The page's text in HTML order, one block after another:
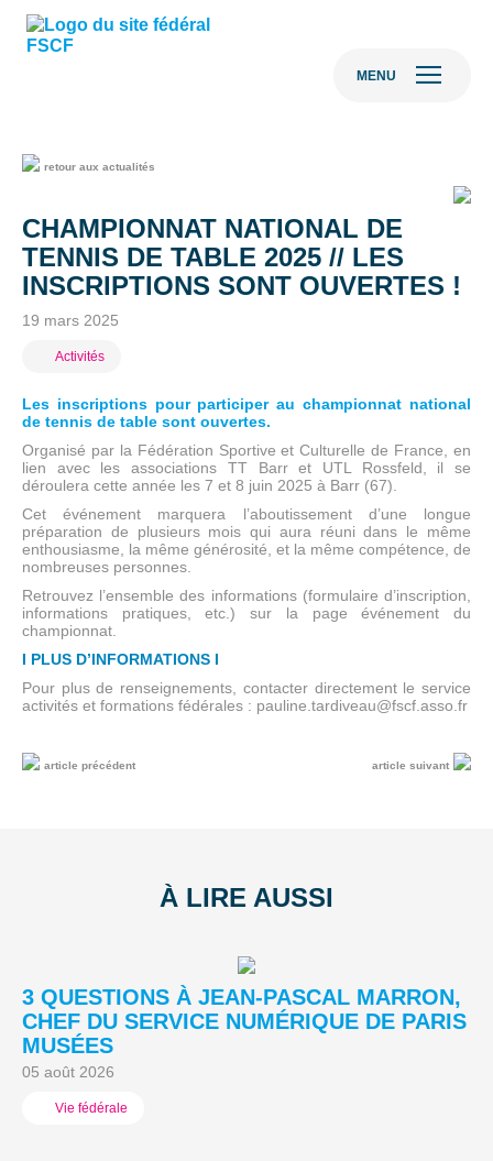
MENU
retour aux actualités
CHAMPIONNAT NATIONAL DE
TENNIS DE TABLE 2025 // LES
INSCRIPTIONS SONT OUVERTES !
19 mars 2025
Activités
Les inscriptions pour participer au championnat national
de tennis de table sont ouvertes.
Organisé par la Fédération Sportive et Culturelle de France, en
lien avec les associations TT Barr et UTL Rossfeld, il se
déroulera cette année les 7 et 8 juin 2025 à Barr (67).
Cet événement marquera l’aboutissement d’une longue
préparation de plusieurs mois qui aura réuni dans le même
enthousiasme, la même générosité, et la même compétence, de
nombreuses personnes.
Retrouvez l’ensemble des informations (formulaire d’inscription,
informations pratiques, etc.) sur la page événement du
championnat.
I PLUS D’INFORMATIONS I
Pour plus de renseignements, contacter directement le service
activités et formations fédérales : pauline.tardiveau@fscf.asso.fr
article précédent article suivant
À LIRE AUSSI
3 QUESTIONS À JEAN-PASCAL MARRON,
CHEF DU SERVICE NUMÉRIQUE DE PARIS
MUSÉES
05 août 2026
Vie fédérale